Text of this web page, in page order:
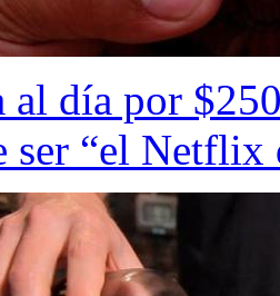
al día por
ser “el Netflix